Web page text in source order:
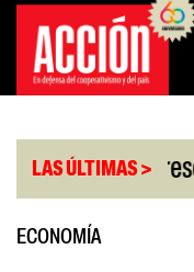
Saltar
contenido
LAS ÚLTIMAS >
en el Congreso |
ECONOMÍA